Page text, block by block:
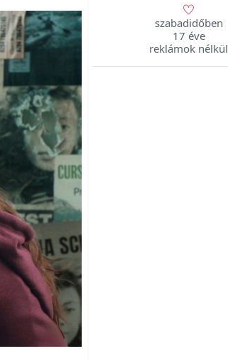
szabadidőben
17 éve
reklámok nélkül